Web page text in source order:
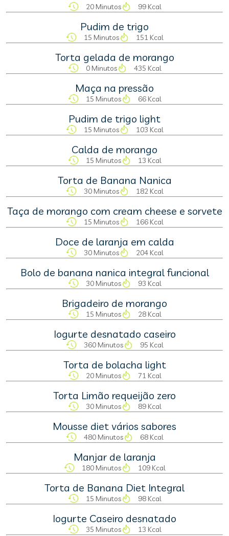
20 Minutos 99 Kcal
Pudim de trigo
15 Minutos 151 Kcal
Torta gelada de morango
0 Minutos 435 Kcal
Maça na pressão
15 Minutos 66 Kcal
Pudim de trigo light
15 Minutos 103 Kcal
Calda de morango
15 Minutos 13 Kcal
Torta de Banana Nanica
30 Minutos 182 Kcal
Taça de morango com cream cheese e sorvete
15 Minutos 166 Kcal
Doce de laranja em calda
30 Minutos 204 Kcal
Bolo de banana nanica integral funcional
30 Minutos 93 Kcal
Brigadeiro de morango
15 Minutos 28 Kcal
Iogurte desnatado caseiro
360 Minutos 95 Kcal
Torta de bolacha light
20 Minutos 71 Kcal
Torta Limão requeijão zero
30 Minutos 89 Kcal
Mousse diet vários sabores
480 Minutos 68 Kcal
Manjar de laranja
180 Minutos 109 Kcal
Torta de Banana Diet Integral
15 Minutos 98 Kcal
Iogurte Caseiro desnatado
35 Minutos 13 Kcal